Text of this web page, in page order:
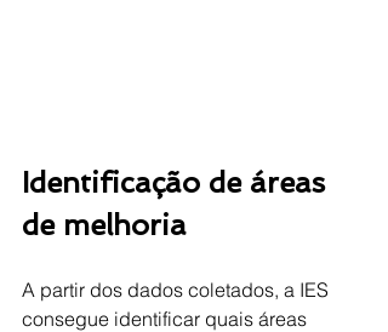
Identificação de áreas
de melhoria
A partir dos dados coletados, a IES
consegue identificar quais áreas